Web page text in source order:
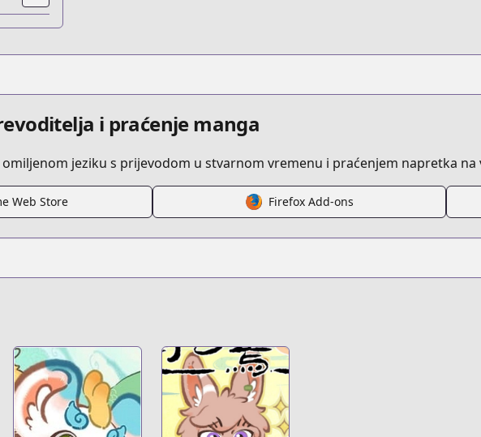
i praćenje manga
jeziku s prijevodom u stvarnom vremenu i praćenjem napretka
Web Store Firefox Add-ons